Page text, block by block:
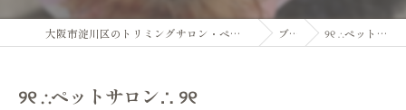
大阪市淀川区のトリミングサロン・ペットサロンならDogsalon ARUN ブログ ୨୧ ∴ペットサロン∴ ୨୧
୨୧ ∴ペットサロン∴ ୨୧